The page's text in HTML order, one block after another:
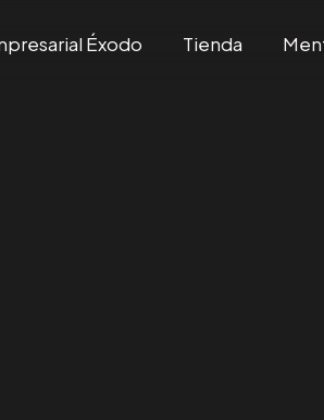
Éxodo Tienda